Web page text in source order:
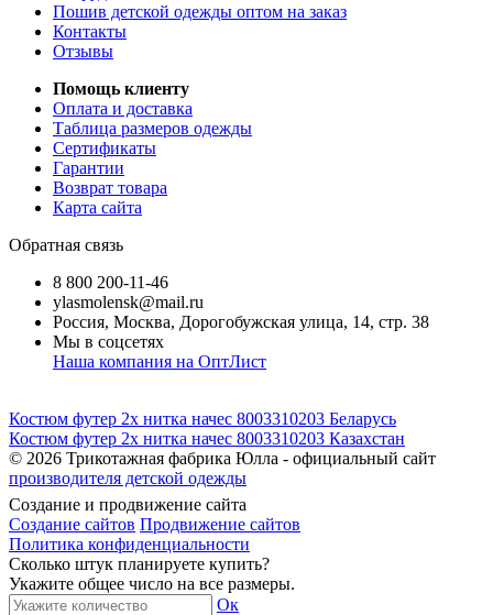
Пошив детской одежды оптом на заказ
Контакты
Отзывы
Помощь клиенту
Оплата и доставка
Таблица размеров одежды
Сертификаты
Гарантии
Возврат товара
Карта сайта
Обратная связь
8 800 200-11-46
ylasmolensk@mail.ru
Россия, Москва, Дорогобужская улица, 14, стр. 38
Мы в соцсетях
Наша компания на ОптЛист
Костюм футер 2х нитка начес 8003310203 Беларусь
Костюм футер 2х нитка начес 8003310203 Казахстан
© 2026 Трикотажная фабрика Юлла - официальный сайт
производителя детской одежды
Создание и продвижение сайта
Создание сайтов Продвижение сайтов
Политика конфиденциальности
Сколько штук планируете купить?
Укажите общее число на все размеры.
Ок